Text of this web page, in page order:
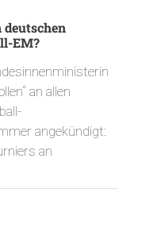
EM?
an allen
angekündigt:
an